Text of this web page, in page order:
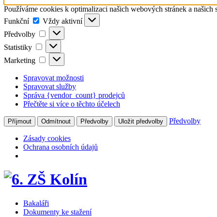
Používáme cookies k optimalizaci našich webových stránek a našich
Funkční
Funkční
Vždy aktivní
Předvolby
Předvolby
Statistiky Statistiky
Marketing Marketing
Spravovat možnosti
Spravovat služby
Správa {vendor_count} prodejců
Přečtěte si více o těchto účelech
Příjmout Odmítnout Předvolby Uložit předvolby Předvolby
Zásady cookies
Ochrana osobních údajů
Bakaláři
Dokumenty ke stažení